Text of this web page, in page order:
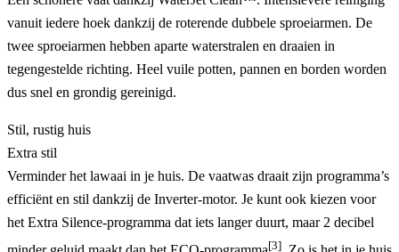
vanuit iedere hoek dankzij de roterende dubbele sproeiarmen. De
twee sproeiarmen hebben aparte waterstralen en draaien in
tegengestelde richting. Heel vuile potten, pannen en borden worden
dus snel en grondig gereinigd.
Stil, rustig huis
Extra stil
Verminder het lawaai in je huis. De vaatwas draait zijn programma’s
efficiënt en stil dankzij de Inverter-motor. Je kunt ook kiezen voor
het Extra Silence-programma dat iets langer duurt, maar 2 decibel
[3]